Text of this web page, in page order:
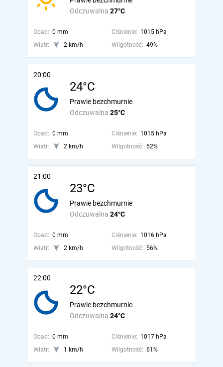
Odczuwalna 27°C
Opad: 0 mm Ciśnienie: 1015 hPa
Wiatr:
2 km/h Wilgotność: 49%
20:00
24°C
Odczuwalna 25°C
Prawie bezchmurnie
Opad: 0 mm Ciśnienie: 1015 hPa
Wiatr:
2 km/h Wilgotność: 52%
21:00
23°C
Odczuwalna 24°C
Prawie bezchmurnie
Opad: 0 mm Ciśnienie: 1016 hPa
Wiatr:
2 km/h Wilgotność: 56%
22:00
22°C
Odczuwalna 24°C
Prawie bezchmurnie
Opad: 0 mm Ciśnienie: 1017 hPa
Wiatr:
1 km/h Wilgotność: 61%